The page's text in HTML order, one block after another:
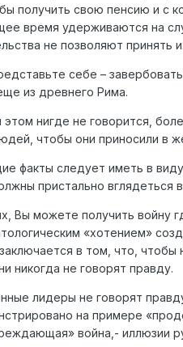
получить свою пенсию и с
время удерживаются на
не позволяют принять
себе –
из древнего Рима.
нигде не говорится,
чтобы они приносили в
факты следует иметь в
пристально вглядеться
Вы можете получить войну
«хотением»
в том, что,
никогда не говорят правду.
лидеры не говорят
на примере
война,- иллюзии